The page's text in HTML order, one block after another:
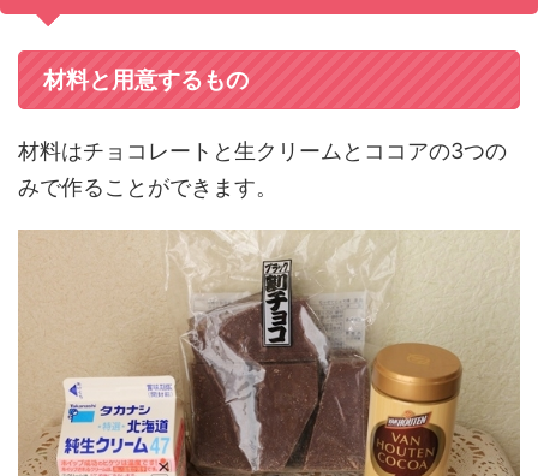
材料と用意するもの
材料はチョコレートと生クリームとココアの3つの
みで作ることができます。